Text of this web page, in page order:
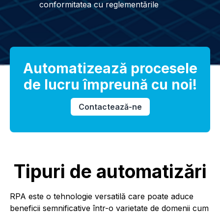
conformitatea cu reglementările
Automatizează procesele
de lucru împreună cu noi!
Contactează-ne
Tipuri de automatizări
RPA este o tehnologie versatilă care poate aduce
beneficii semnificative într-o varietate de domenii cum